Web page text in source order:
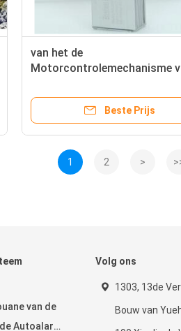
van het de
Motorcontrolemechanisme
Controlemechanisme van de
Fietssnelheid van Kit 350w E
Beste Prijs
1 2 >
van de
Autoalarm
Volg ons
1303, 13de
Bouw van